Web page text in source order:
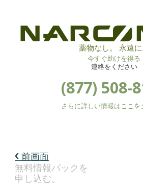
薬物なし。 永遠に
今すぐ助けを得る
連絡をください
(877) 508-
さらに詳しい情報はここを
前画面
無料情報パックを
申し込む。